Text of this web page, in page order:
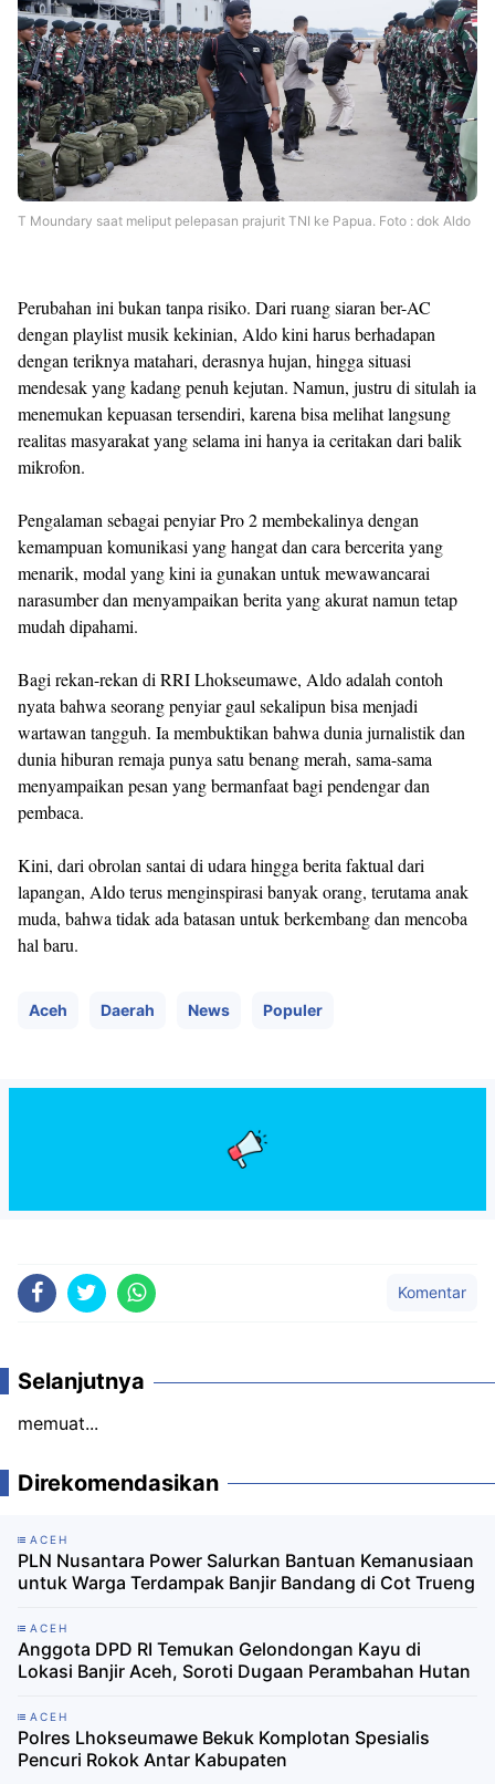
T Moundary saat meliput pelepasan prajurit TNI ke Papua. Foto : dok Aldo
Perubahan ini bukan tanpa risiko. Dari ruang siaran ber-AC
dengan playlist musik kekinian, Aldo kini harus berhadapan
dengan teriknya matahari, derasnya hujan, hingga situasi
mendesak yang kadang penuh kejutan. Namun, justru di situlah ia
menemukan kepuasan tersendiri, karena bisa melihat langsung
realitas masyarakat yang selama ini hanya ia ceritakan dari balik
mikrofon.
Pengalaman sebagai penyiar Pro 2 membekalinya dengan
kemampuan komunikasi yang hangat dan cara bercerita yang
menarik, modal yang kini ia gunakan untuk mewawancarai
narasumber dan menyampaikan berita yang akurat namun tetap
mudah dipahami.
Bagi rekan-rekan di RRI Lhokseumawe, Aldo adalah contoh
nyata bahwa seorang penyiar gaul sekalipun bisa menjadi
wartawan tangguh. Ia membuktikan bahwa dunia jurnalistik dan
dunia hiburan remaja punya satu benang merah, sama-sama
menyampaikan pesan yang bermanfaat bagi pendengar dan
pembaca.
Kini, dari obrolan santai di udara hingga berita faktual dari
lapangan, Aldo terus menginspirasi banyak orang, terutama anak
muda, bahwa tidak ada batasan untuk berkembang dan mencoba
hal baru.
Aceh Daerah News Populer
Komentar
Selanjutnya
memuat...
Direkomendasikan
ACEH
PLN Nusantara Power Salurkan Bantuan Kemanusiaan
untuk Warga Terdampak Banjir Bandang di Cot Trueng
ACEH
Anggota DPD RI Temukan Gelondongan Kayu di
Lokasi Banjir Aceh, Soroti Dugaan Perambahan Hutan
ACEH
Polres Lhokseumawe Bekuk Komplotan Spesialis
Pencuri Rokok Antar Kabupaten